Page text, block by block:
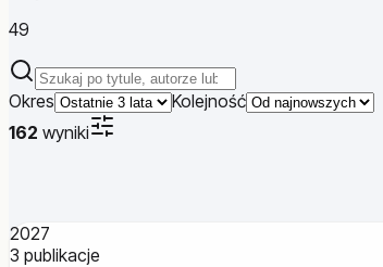
49
Szukaj publikacji
Okres
Kolejność
162 wyniki
2027
3 publikacje